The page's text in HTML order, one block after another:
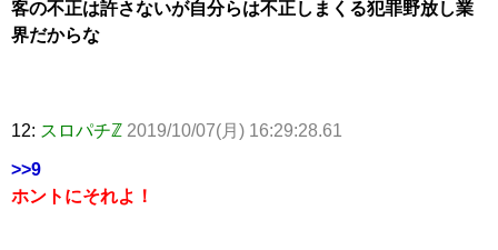
客の不正は許さないが自分らは不正しまくる犯罪野放し業
界だからな
12: スロパチℤ 2019/10/07(月) 16:29:28.61
>>9
ホントにそれよ！